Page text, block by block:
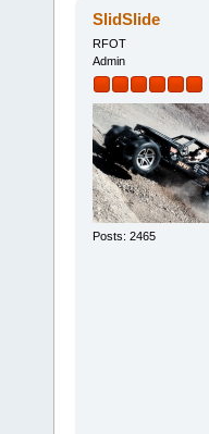
SlidSlide
RFOT
Admin
Posts: 2465